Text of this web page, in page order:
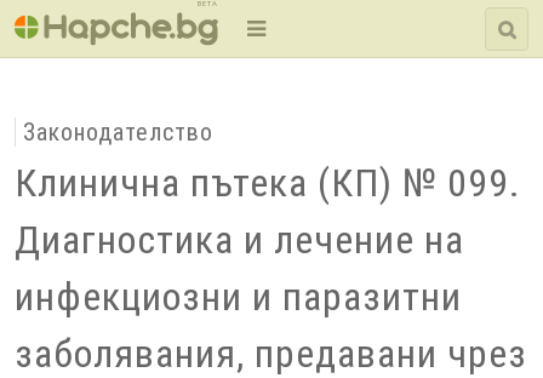
BETA
Законодателство
Клинична пътека (КП) № 099.
Диагностика и лечение на
инфекциозни и паразитни
заболявания, предавани чрез